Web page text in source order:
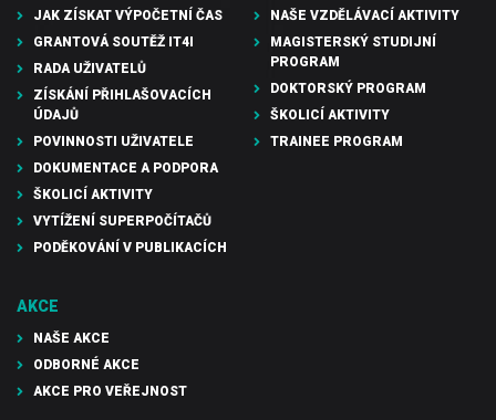
JAK ZÍSKAT VÝPOČETNÍ ČAS
GRANTOVÁ SOUTĚŽ IT4I
RADA UŽIVATELŮ
ZÍSKÁNÍ PŘIHLAŠOVACÍCH
ÚDAJŮ
POVINNOSTI UŽIVATELE
DOKUMENTACE A PODPORA
ŠKOLICÍ AKTIVITY
VYTÍŽENÍ SUPERPOČÍTAČŮ
PODĚKOVÁNÍ V PUBLIKACÍCH
NAŠE VZDĚLÁVACÍ AKTIVITY
MAGISTERSKÝ STUDIJNÍ
PROGRAM
DOKTORSKÝ PROGRAM
ŠKOLICÍ AKTIVITY
TRAINEE PROGRAM
AKCE
NAŠE AKCE
ODBORNÉ AKCE
AKCE PRO VEŘEJNOST